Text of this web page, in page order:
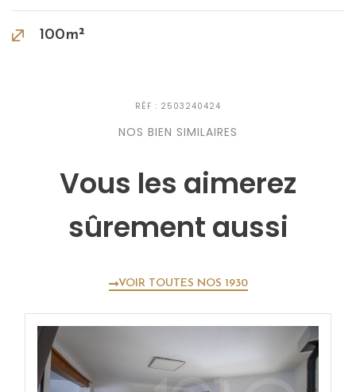
100m²
RÉF : 2503240424
NOS BIEN SIMILAIRES
Vous les aimerez
sûrement aussi
VOIR TOUTES NOS 1930